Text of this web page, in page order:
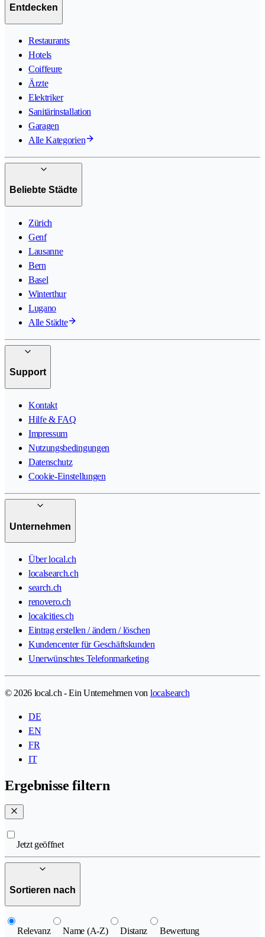
Entdecken
Restaurants
Hotels
Coiffeure
Ärzte
Elektriker
Sanitärinstallation
Garagen
Alle Kategorien
Beliebte Städte
Zürich
Genf
Lausanne
Bern
Basel
Winterthur
Lugano
Alle Städte
Support
Kontakt
Hilfe & FAQ
Impressum
Nutzungsbedingungen
Datenschutz
Cookie-Einstellungen
Unternehmen
Über local.ch
localsearch.ch
search.ch
renovero.ch
localcities.ch
Eintrag erstellen / ändern / löschen
Kundencenter für Geschäftskunden
Unerwünschtes Telefonmarketing
© 2026 local.ch - Ein Unternehmen von localsearch
DE
EN
FR
IT
Ergebnisse filtern
Jetzt geöffnet
Sortieren nach
Relevanz Name (A-Z) Distanz Bewertung